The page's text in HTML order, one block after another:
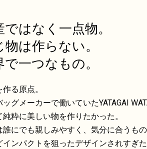
ではなく一点物。
物は作らない。
で一つなもの。
る原点。
ッグメーカーで働いていたYATAGAI
純粋に美しい物を作りたかった。
誰にでも親しみやすく、気分に合うも
インパクトを狙ったデザインされすぎ